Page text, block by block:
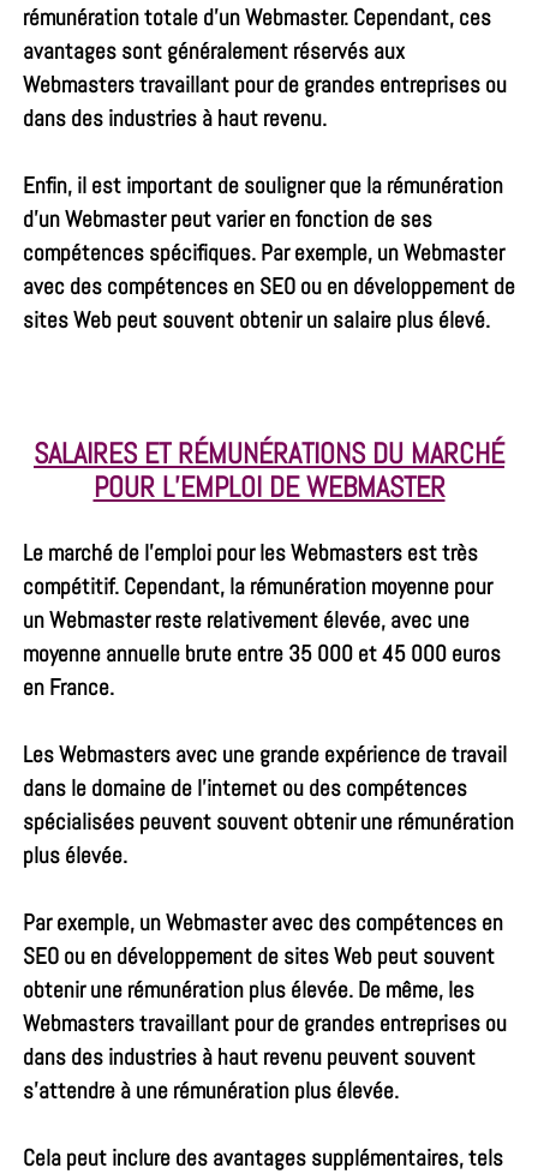
rémunération totale d’un Webmaster. Cependant, ces
avantages sont généralement réservés aux
Webmasters travaillant pour de grandes entreprises ou
dans des industries à haut revenu.
Enfin, il est important de souligner que la rémunération
d’un Webmaster peut varier en fonction de ses
compétences spécifiques. Par exemple, un Webmaster
avec des compétences en SEO ou en développement de
sites Web peut souvent obtenir un salaire plus élevé.
SALAIRES ET RÉMUNÉRATIONS DU MARCHÉ
POUR L’EMPLOI DE WEBMASTER
Le marché de l’emploi pour les Webmasters est très
compétitif. Cependant, la rémunération moyenne pour
un Webmaster reste relativement élevée, avec une
moyenne annuelle brute entre 35 000 et 45 000 euros
en France.
Les Webmasters avec une grande expérience de travail
dans le domaine de l’internet ou des compétences
spécialisées peuvent souvent obtenir une rémunération
plus élevée.
Par exemple, un Webmaster avec des compétences en
SEO ou en développement de sites Web peut souvent
obtenir une rémunération plus élevée. De même, les
Webmasters travaillant pour de grandes entreprises ou
dans des industries à haut revenu peuvent souvent
s’attendre à une rémunération plus élevée.
Cela peut inclure des avantages supplémentaires, tels